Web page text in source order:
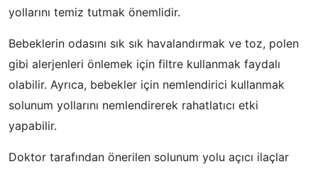
yollarını temiz tutmak önemlidir.
Bebeklerin odasını sık sık havalandırmak ve toz, polen
gibi alerjenleri önlemek için filtre kullanmak faydalı
olabilir. Ayrıca, bebekler için nemlendirici kullanmak
solunum yollarını nemlendirerek rahatlatıcı etki
yapabilir.
Doktor tarafından önerilen solunum yolu açıcı ilaçlar